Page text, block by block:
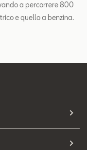
a percorrere 800
e quello a benzina.